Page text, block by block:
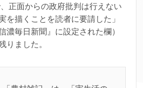
正面からの政府批判は行えない
を描くことを読者に要請した」
濃毎日新聞』に設定された欄）
りました。